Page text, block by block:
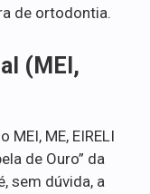
de ortodontia.
(MEI,
ME, EIRELI
de Ouro” da
sem dúvida, a